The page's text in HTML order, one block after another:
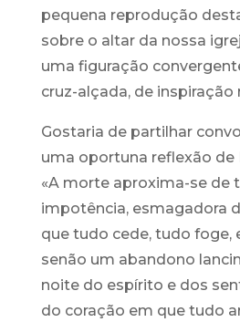
pequena reprodução
sobre o altar da nossa
uma figuração
cruz-alçada, de inspiração
Gostaria de partilhar
uma oportuna reflexão de
«A morte aproxima-se de
impotência, esmagadora
que tudo cede, tudo foge,
senão um abandono
noite do espírito e dos
do coração em que tudo